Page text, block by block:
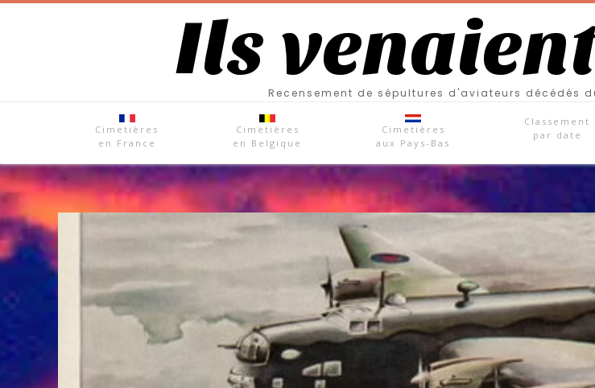
Ils
Recensement de sépultures d'aviateurs décédés
Cimetières
en France
Cimetières
en Belgique
Cimetières
aux Pays-Bas
Classement
par date